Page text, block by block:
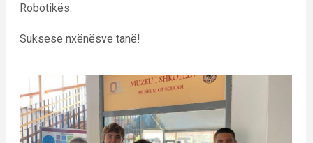
Robotikës.
Suksese nxënësve tanë!